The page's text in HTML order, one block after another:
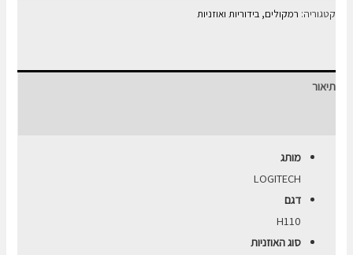
אוזניות
Headset
קטגוריה: רמקולים, בידוריות ואוזניות
תיאור
מותג
LOGITECH
דגם
H110
סוג האוזניות